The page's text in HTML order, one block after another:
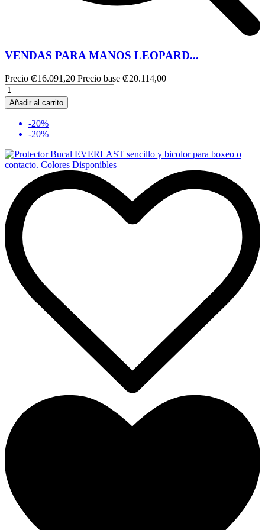
VENDAS PARA MANOS LEOPARD...
Precio ₡16.091,20 Precio base ₡20.114,00
Añadir al carrito
-20%
-20%